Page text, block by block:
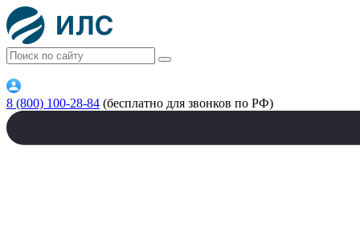
8 (800) 100-28-84 (бесплатно для звонков по РФ)